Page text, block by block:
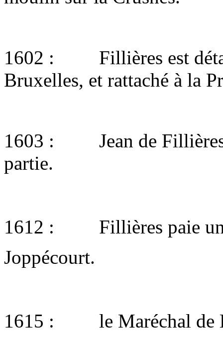
1602 : Fillières est
Bruxelles, et rattaché à la
1603 : Jean de Fillières
partie.
1612 : Fillières paie une
Joppécourt.
1615 : le Maréchal de